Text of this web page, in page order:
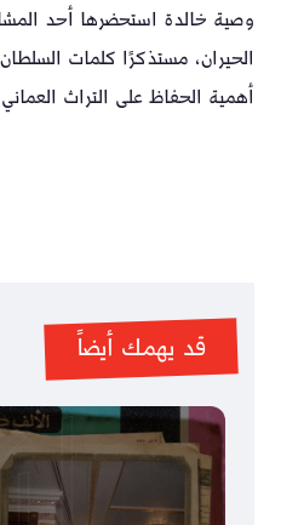
وصية خالدة استحضرها أحد
الحيران، مستذكرًا كلمات
أهمية الحفاظ على التراث العماني
قد يهمك أيضاً